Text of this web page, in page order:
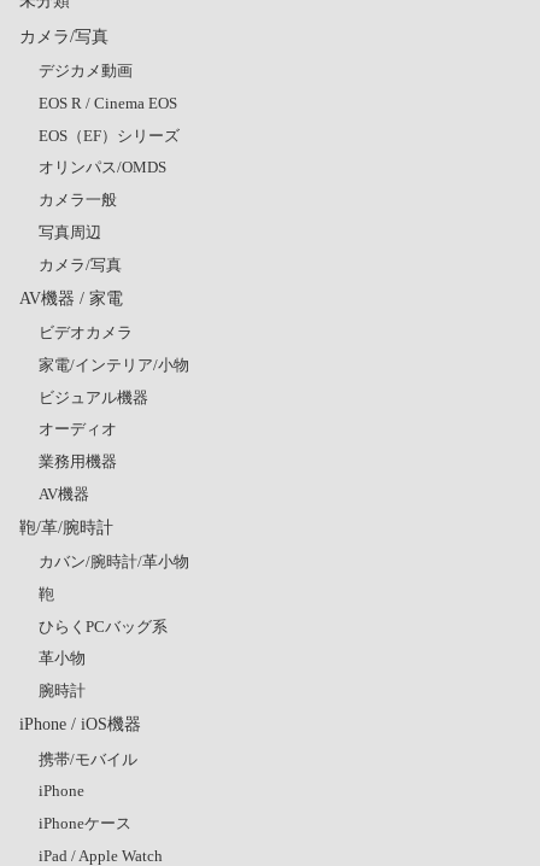
カメラ/写真
デジカメ動画
EOS R / Cinema EOS
EOS（EF）シリーズ
オリンパス/OMDS
カメラ一般
写真周辺
カメラ/写真
AV機器 / 家電
ビデオカメラ
家電/インテリア/小物
ビジュアル機器
オーディオ
業務用機器
AV機器
鞄/革/腕時計
カバン/腕時計/革小物
鞄
ひらくPCバッグ系
革小物
腕時計
iPhone / iOS機器
携帯/モバイル
iPhone
iPhoneケース
iPad / Apple Watch